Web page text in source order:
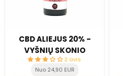
CBD ALIEJUS 20% -
VYŠNIŲ SKONIO
2 avis
Nuo 24,90 EUR